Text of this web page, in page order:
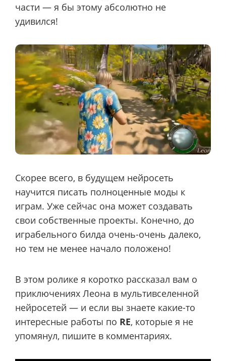
части — я бы этому абсолютно не
удивился!
Скорее всего, в будущем нейросеть
научится писать полноценные моды к
играм. Уже сейчас она может создавать
свои собственные проекты. Конечно, до
играбельного билда очень-очень далеко,
но тем не менее начало положено!
В этом ролике я коротко рассказал вам о
приключениях Леона в мультивселенной
нейросетей — и если вы знаете какие-то
интересные работы по RE, которые я не
упомянул, пишите в комментариях.